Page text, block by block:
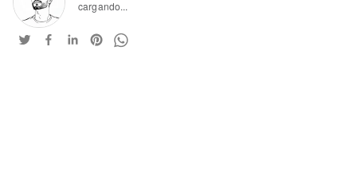
cargando...